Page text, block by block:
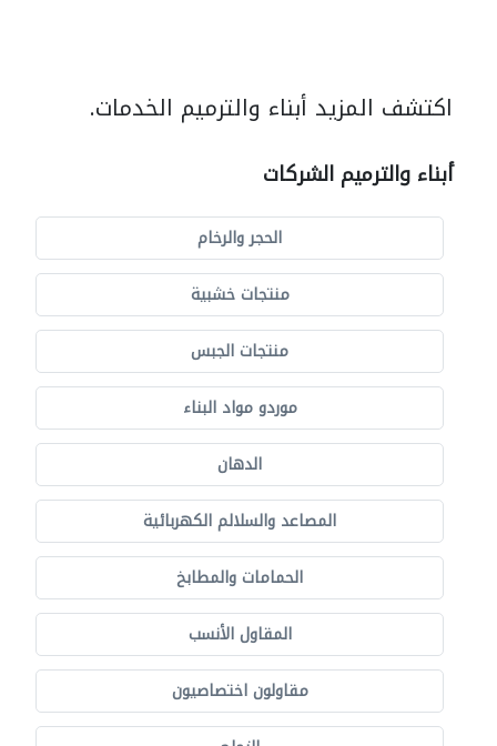
اكتشف المزيد أبناء والترميم الخدمات.
أبناء والترميم الشركات
الحجر والرخام
منتجات خشبية
منتجات الجبس
موردو مواد البناء
الدهان
المصاعد والسلالم الكهربائية
الحمامات والمطابخ
المقاول الأنسب
مقاولون اختصاصيون